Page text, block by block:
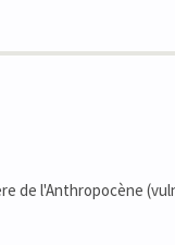
de l'Anthropocène